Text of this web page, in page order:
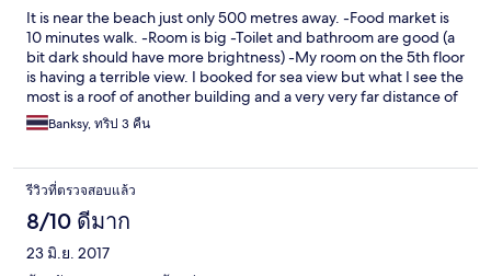
It is near the beach just only 500 metres away. -Food market is
10 minutes walk. -Room is big -Toilet and bathroom are good (a
bit dark should have more brightness) -My room on the 5th floor
is having a terrible view. I booked for sea view but what I see the
most is a roof of another building and a very very far distance of
the sea. However. It was acceptable... If you want a perfect
place, go to 5 star hotel. :)
Banksy, ทริป 3 คืน
รีวิวที่ตรวจสอบแล้ว
8/10 ดีมาก
23 มิ.ย. 2017